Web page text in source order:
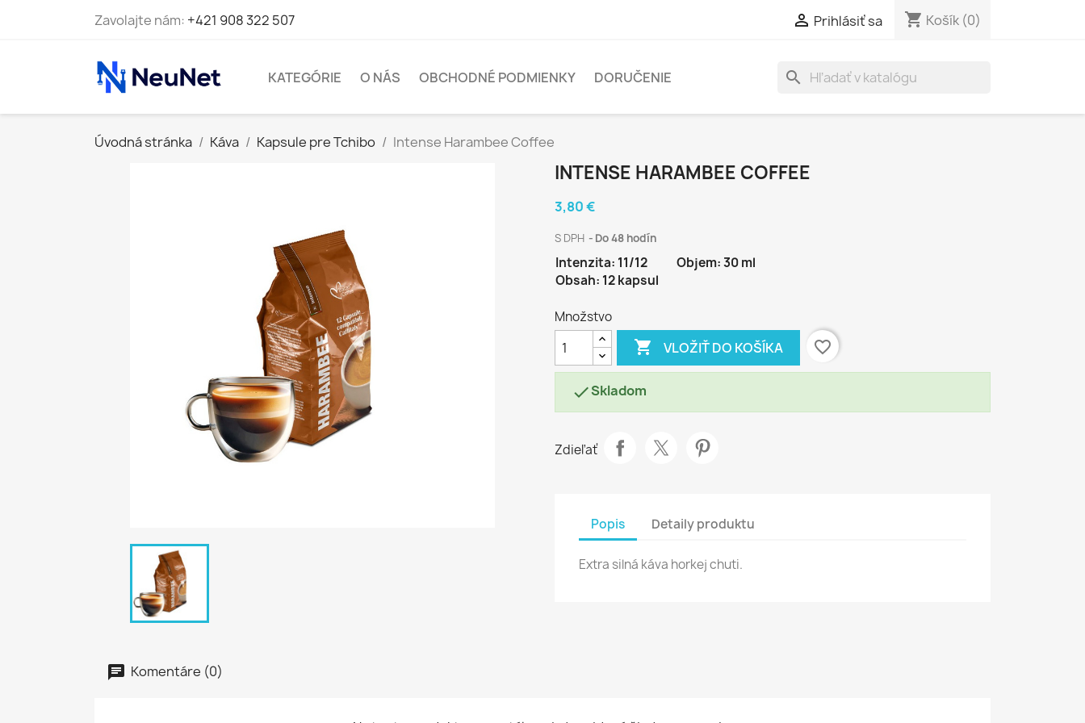
Zavolajte nám: +421 908 322 507  Prihlásiť sa shopping_cart Košík (0)
KATEGÓRIE O NÁS OBCHODNÉ PODMIENKY DORUČENIE search
Úvodná stránka Káva Kapsule pre Tchibo Intense Harambee Coffee
INTENSE HARAMBEE COFFEE
3,80 €
S DPH Do 48 hodín
Intenzita: 11/12
Objem: 30 ml
Obsah: 12 kapsul
Množstvo
 VLOŽIŤ DO KOŠÍKA favorite_border
Skladom
Zdieľať
Popis Detaily produktu
Extra silná káva horkej chuti.
Komentáre (0)